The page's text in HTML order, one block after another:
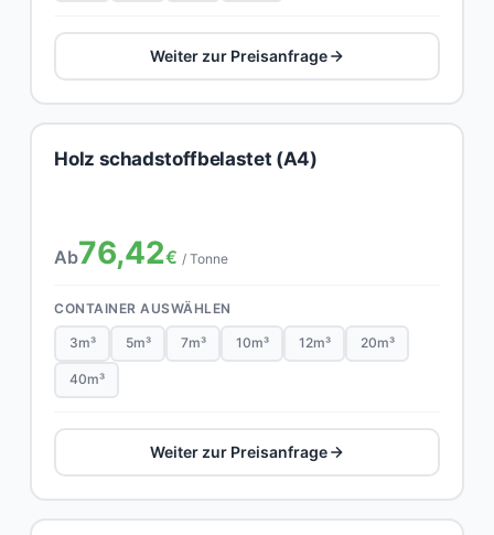
Weiter zur Preisanfrage
Holz schadstoffbelastet (A4)
Ab76,42€ / Tonne
CONTAINER AUSWÄHLEN
3m³ 5m³ 7m³ 10m³ 12m³ 20m³
40m³
Weiter zur Preisanfrage